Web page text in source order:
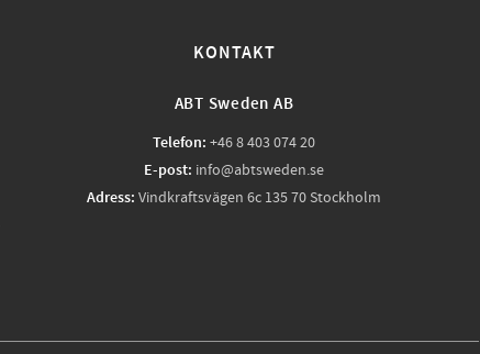
KONTAKT
ABT Sweden AB
Telefon: +46 8 403 074 20
E-post: info@abtsweden.se
Adress: Vindkraftsvägen 6c 135 70 Stockholm